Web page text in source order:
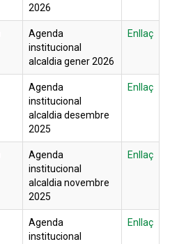
2026
Agenda
institucional
alcaldia gener 2026
Enllaç
Agenda
institucional
alcaldia desembre
2025
Enllaç
Agenda
institucional
alcaldia novembre
2025
Enllaç
Agenda
institucional
Enllaç